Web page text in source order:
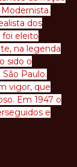
dos
foi eleito
na legenda
sido o
Paulo.
vigor, que
Em 1947 o
e